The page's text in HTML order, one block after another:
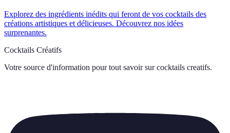
Explorez des ingrédients inédits qui feront de vos cocktails des
créations artistiques et délicieuses. Découvrez nos idées
surprenantes.
Cocktails Créatifs
Votre source d'information pour tout savoir sur cocktails creatifs.